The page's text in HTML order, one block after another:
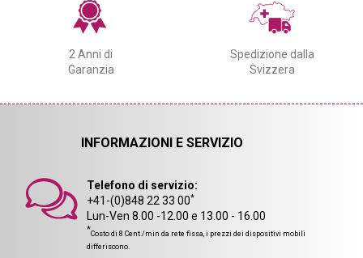
2 Anni di
Garanzia
Spedizione dalla
Svizzera
INFORMAZIONI E SERVIZIO
Telefono di servizio:
+41-(0)848 22 33 00*
Lun-Ven 8.00 -12.00 e 13.00 - 16.00
*Costo di 8 Cent./min da rete fissa, i prezzi dei dispositivi mobili
differiscono.